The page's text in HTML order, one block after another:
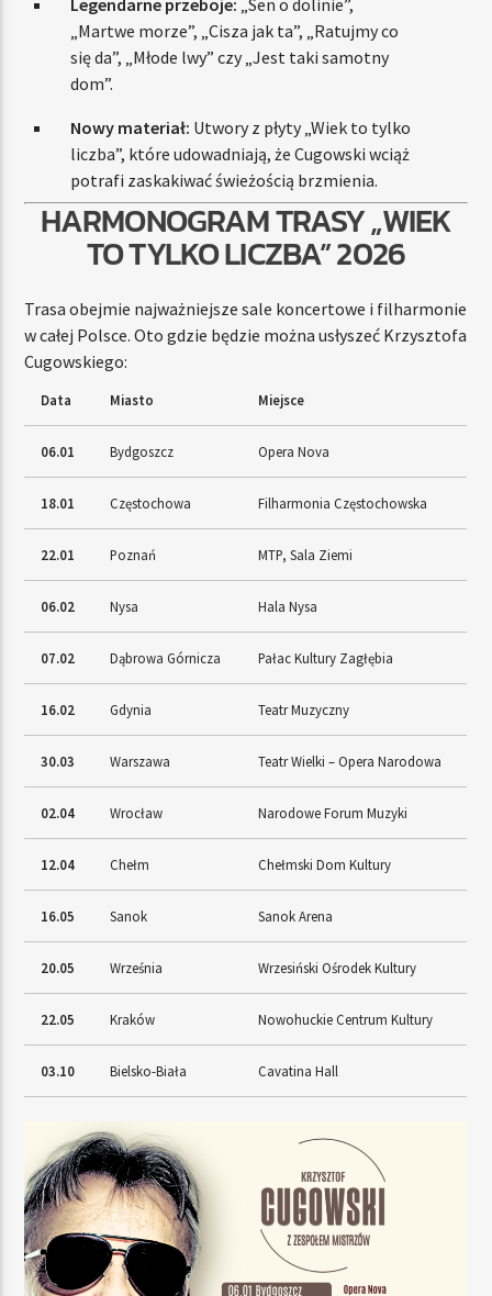
Legendarne przeboje: „Sen o dolinie”,
„Martwe morze”, „Cisza jak ta”, „Ratujmy co
się da”, „Młode lwy” czy „Jest taki samotny
dom”.
Nowy materiał: Utwory z płyty „Wiek to tylko
liczba”, które udowadniają, że Cugowski wciąż
potrafi zaskakiwać świeżością brzmienia.
HARMONOGRAM TRASY „WIEK
TO TYLKO LICZBA” 2026
Trasa obejmie najważniejsze sale koncertowe i filharmonie
w całej Polsce. Oto gdzie będzie można usłyszeć Krzysztofa
Cugowskiego:
Data Miasto Miejsce
06.01 Bydgoszcz Opera Nova
18.01 Częstochowa Filharmonia Częstochowska
22.01 Poznań MTP, Sala Ziemi
06.02 Nysa Hala Nysa
07.02 Dąbrowa Górnicza Pałac Kultury Zagłębia
16.02 Gdynia Teatr Muzyczny
30.03 Warszawa Teatr Wielki – Opera Narodowa
02.04 Wrocław Narodowe Forum Muzyki
12.04 Chełm Chełmski Dom Kultury
16.05 Sanok Sanok Arena
20.05 Września Wrzesiński Ośrodek Kultury
22.05 Kraków Nowohuckie Centrum Kultury
03.10 Bielsko-Biała Cavatina Hall